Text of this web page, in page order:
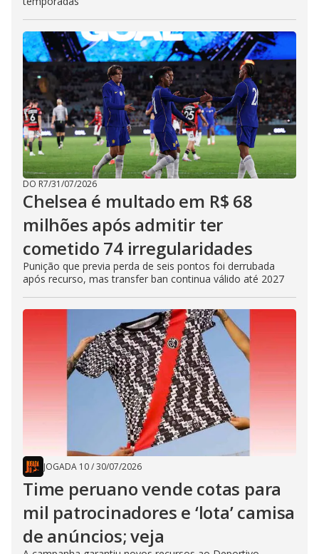
DO R7/31/07/2026
Chelsea é multado em R$ 68
milhões após admitir ter
cometido 74 irregularidades
Punição que previa perda de seis pontos foi derrubada
após recurso, mas transfer ban continua válido até 2027
JOGADA 10/30/07/2026
Time peruano vende cotas para
mil patrocinadores e ‘lota’ camisa
de anúncios; veja